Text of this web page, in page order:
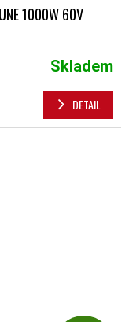
1000W 60V
Skladem
DETAIL